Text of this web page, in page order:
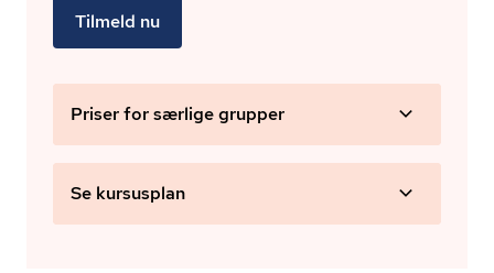
Tilmeld nu
Priser for særlige grupper
Se kursusplan